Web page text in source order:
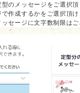
のメッセージをご選択
で作成するかをご選択頂け
セージに文字数制限はご